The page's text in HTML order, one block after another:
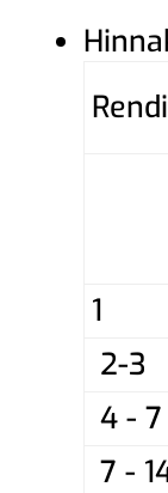
1
2-3
4 - 7
7 -